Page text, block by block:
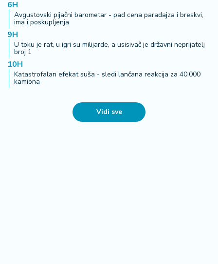
6H
Avgustovski pijačni barometar - pad cena paradajza i breskvi,
ima i poskupljenja
9H
U toku je rat, u igri su milijarde, a usisivač je državni neprijatelj
broj 1
10H
Katastrofalan efekat suša - sledi lančana reakcija za 40.000
kamiona
Vidi sve